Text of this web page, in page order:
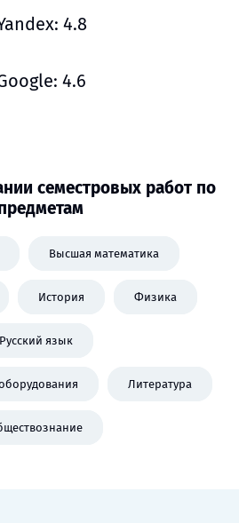
4.8
4.6
семестровых работ по
Высшая математика
История Физика
Русский язык
Литература